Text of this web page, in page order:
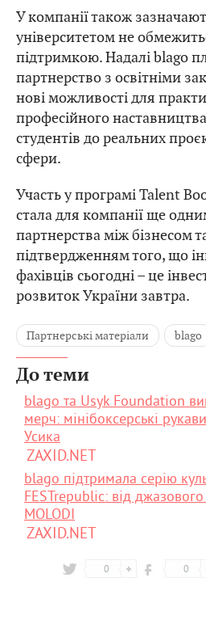
У компанії також
університетом не
підтримкою. Надалі blago
партнерство з освітніми
нові можливості для
професійного
студентів до реальних
сфери.
Участь у програмі Talent
стала для компанії ще
партнерства між бізнесом
підтвердженням того, що
фахівців сьогодні – це
розвиток України завтра.
Партнерські матеріали blago
До теми
blago та Usyk Foundation
мерч: мінібоксерські
Усика
ZAXID.NET
blago підтримала серію
FESTrepublic: від
MOLODI
ZAXID.NET
0 0